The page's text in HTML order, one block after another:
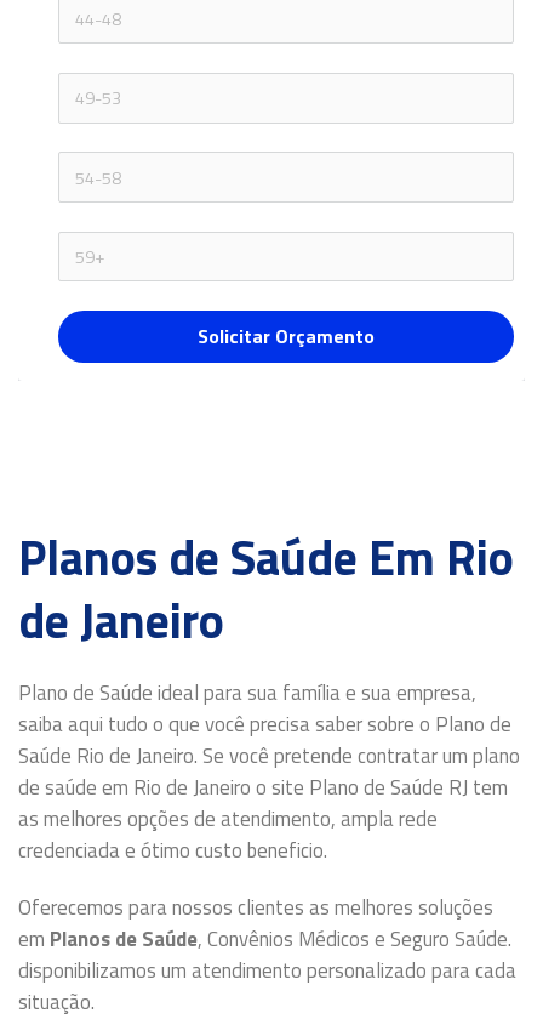
Solicitar Orçamento
Planos de Saúde Em Rio
de Janeiro
Plano de Saúde ideal para sua família e sua empresa,
saiba aqui tudo o que você precisa saber sobre o Plano de
Saúde Rio de Janeiro. Se você pretende contratar um plano
de saúde em Rio de Janeiro o site Plano de Saúde RJ tem
as melhores opções de atendimento, ampla rede
credenciada e ótimo custo beneficio.
Oferecemos para nossos clientes as melhores soluções
em Planos de Saúde, Convênios Médicos e Seguro Saúde.
disponibilizamos um atendimento personalizado para cada
situação.